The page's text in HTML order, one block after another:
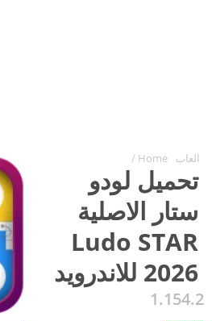
Home
/ العاب
تحميل لودو
ستار الاصلية
Ludo STAR
2026 للاندرويد
1.154.2